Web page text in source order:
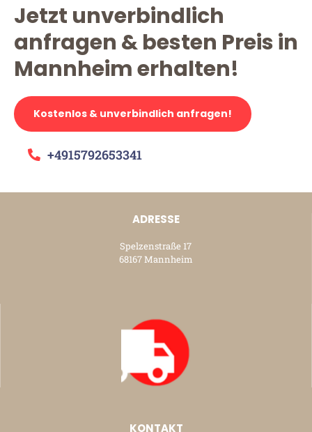
Jetzt unverbindlich
anfragen & besten Preis in
Mannheim erhalten!
Kostenlos & unverbindlich anfragen!
+4915792653341
ADRESSE
Spelzenstraße 17
68167 Mannheim
KONTAKT